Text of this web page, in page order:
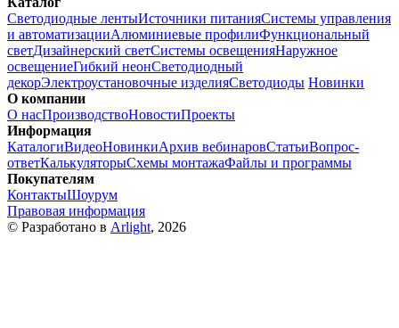
Светодиодные лентыИсточники питанияСистемы управления
и автоматизацииАлюминиевые профилиФункциональный
светДизайнерский светСистемы освещенияНаружное
освещениеГибкий неонСветодиодный
декорЭлектроустановочные изделияСветодиоды Новинки
О компании
О насПроизводствоНовостиПроекты
Информация
КаталогиВидеоНовинкиАрхив вебинаровСтатьиВопрос-
ответКалькуляторыСхемы монтажаФайлы и программы
Покупателям
КонтактыШоурум
Правовая информация
© Разработано в Arlight, 2026